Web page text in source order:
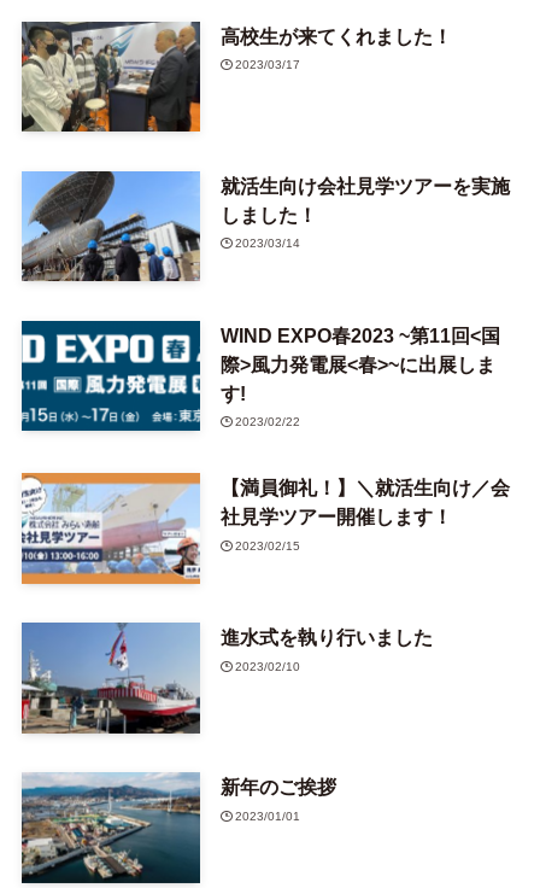
高校生が来てくれました！
2023/03/17
就活生向け会社見学ツアーを実施
しました！
2023/03/14
WIND EXPO春2023 ~第11回<国
際>風力発電展<春>~に出展しま
す!
2023/02/22
【満員御礼！】＼就活生向け／会
社見学ツアー開催します！
2023/02/15
進水式を執り行いました
2023/02/10
新年のご挨拶
2023/01/01